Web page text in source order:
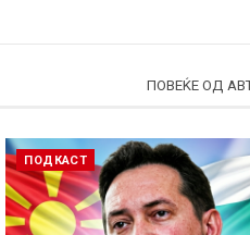
ПОВЕЌЕ ОД
ПОДКАСТ